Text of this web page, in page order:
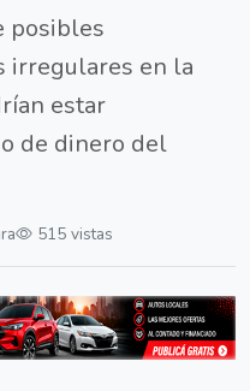
posibles
irregulares en la
estar
de dinero del
515 vistas